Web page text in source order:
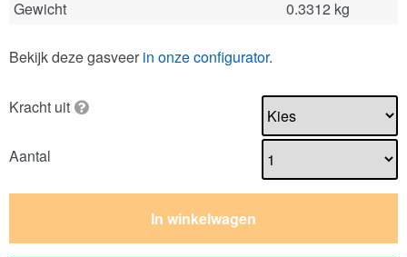
Gewicht
0.3312 kg
Bekijk deze gasveer in onze configurator.
Kracht uit
Aantal
In winkelwagen